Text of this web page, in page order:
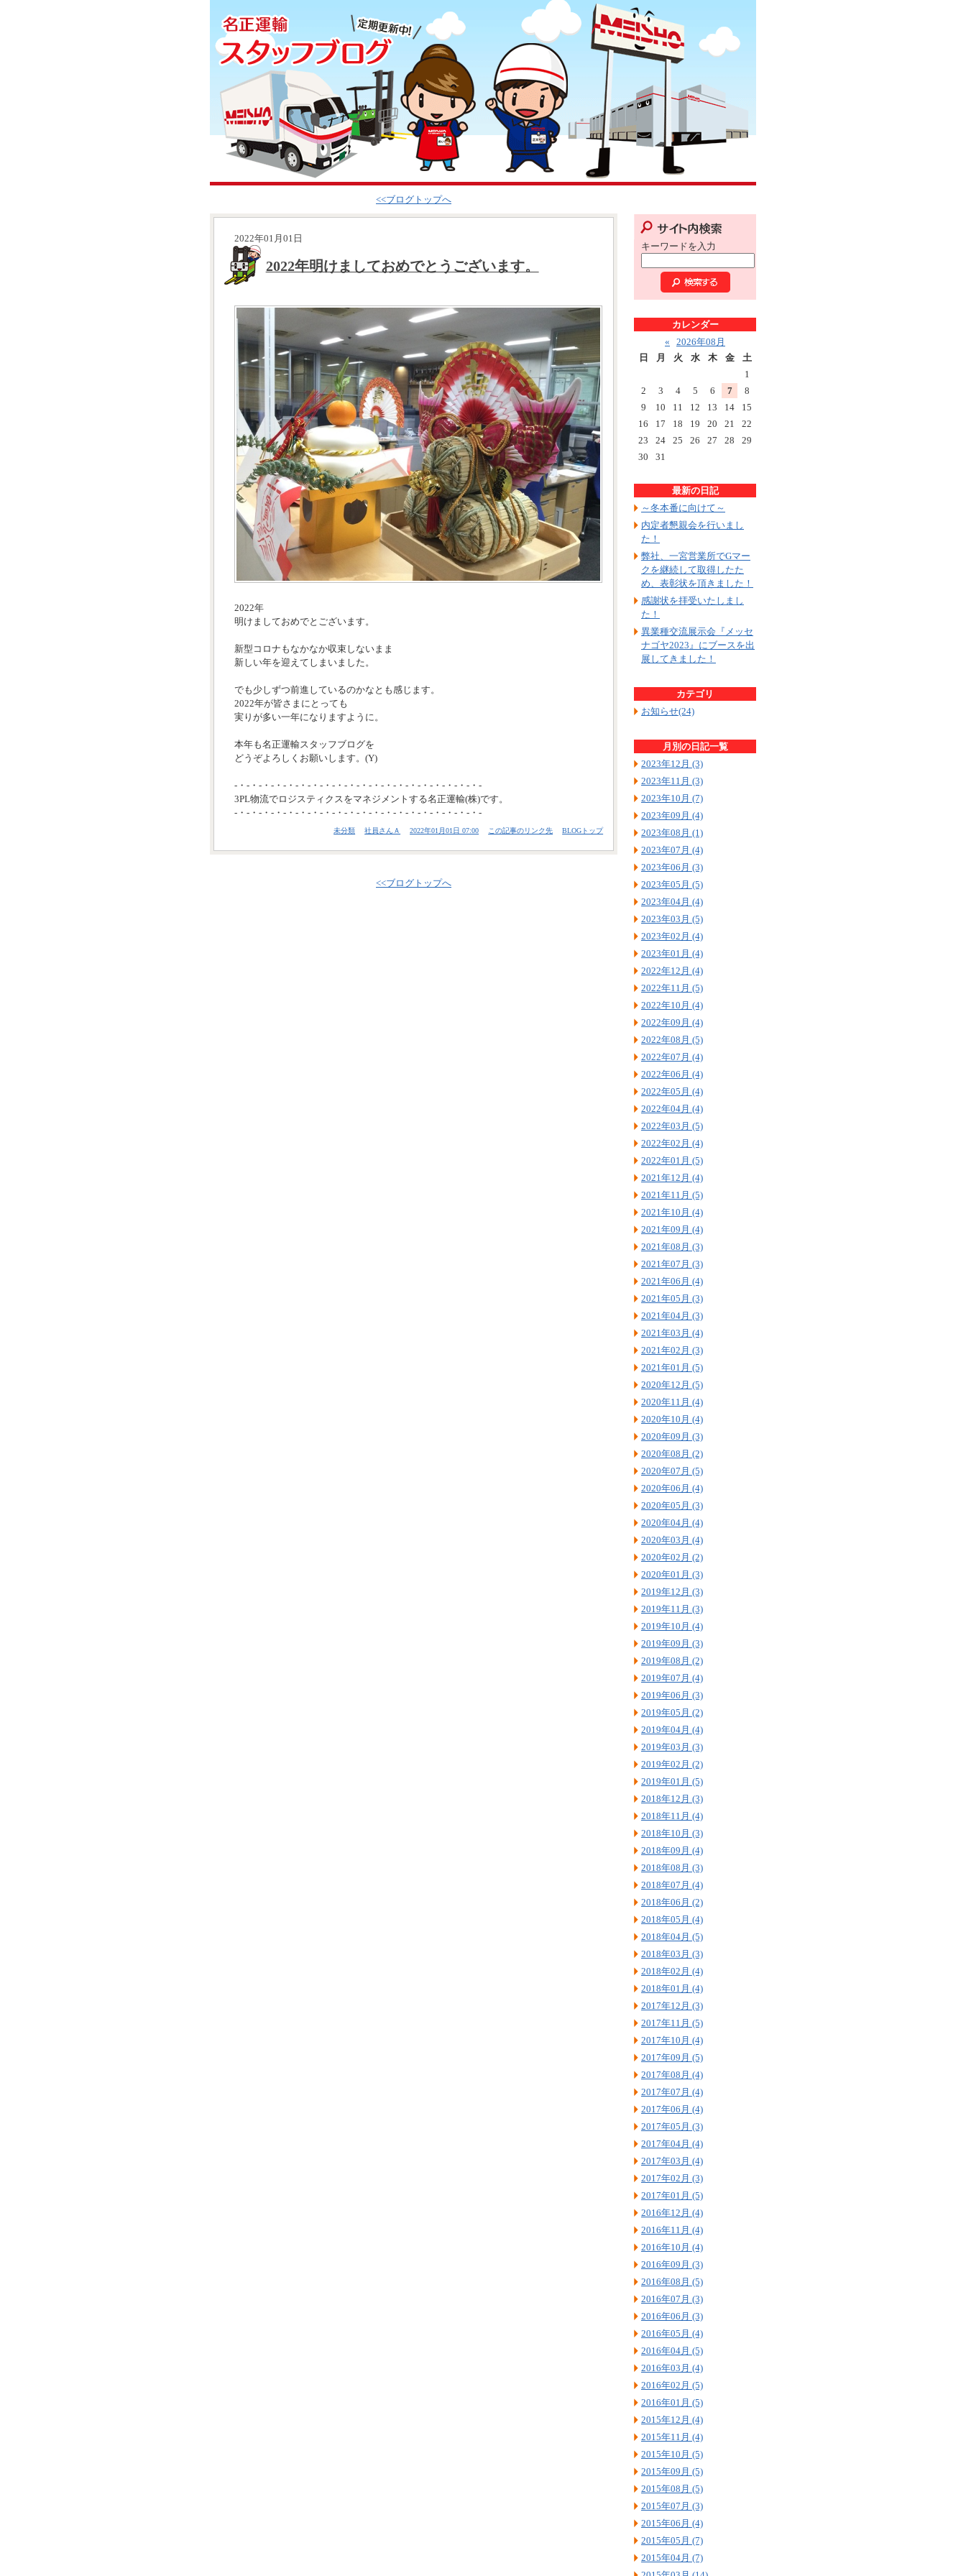
<<ブログトップへ
2022年01月01日
2022年明けましておめでとうございます。
2022年
明けましておめでとございます。
新型コロナもなかなか収束しないまま
新しい年を迎えてしまいました。
でも少しずつ前進しているのかなとも感じます。
2022年が皆さまにとっても
実りが多い一年になりますように。
本年も名正運輸スタッフブログを
どうぞよろしくお願いします。(Y)
-・-・-・-・-・-・-・-・-・-・-・-・-・-・-・-・-・-・-・-・-
3PL物流でロジスティクスをマネジメントする名正運輸(株)です。
-・-・-・-・-・-・-・-・-・-・-・-・-・-・-・-・-・-・-・-・-
未分類 社員さんＡ 2022年01月01日 07:00 この記事のリンク先 BLOGトップ
<<ブログトップへ
キーワードを入力
カレンダー
«
2026年08月
日
月 火 水 木 金
土
1
2
3 4 5 6 7
8
9
10 11 12 13 14
15
16
17 18 19 20 21
22
23
24 25 26 27 28
29
30
31
最新の日記
～冬本番に向けて～
内定者懇親会を行いまし
た！
弊社、一宮営業所でGマー
クを継続して取得したた
め、表彰状を頂きました！
感謝状を拝受いたしまし
た！
異業種交流展示会『メッセ
ナゴヤ2023』にブースを出
展してきました！
カテゴリ
お知らせ(24)
月別の日記一覧
2023年12月 (3)
2023年11月 (3)
2023年10月 (7)
2023年09月 (4)
2023年08月 (1)
2023年07月 (4)
2023年06月 (3)
2023年05月 (5)
2023年04月 (4)
2023年03月 (5)
2023年02月 (4)
2023年01月 (4)
2022年12月 (4)
2022年11月 (5)
2022年10月 (4)
2022年09月 (4)
2022年08月 (5)
2022年07月 (4)
2022年06月 (4)
2022年05月 (4)
2022年04月 (4)
2022年03月 (5)
2022年02月 (4)
2022年01月 (5)
2021年12月 (4)
2021年11月 (5)
2021年10月 (4)
2021年09月 (4)
2021年08月 (3)
2021年07月 (3)
2021年06月 (4)
2021年05月 (3)
2021年04月 (3)
2021年03月 (4)
2021年02月 (3)
2021年01月 (5)
2020年12月 (5)
2020年11月 (4)
2020年10月 (4)
2020年09月 (3)
2020年08月 (2)
2020年07月 (5)
2020年06月 (4)
2020年05月 (3)
2020年04月 (4)
2020年03月 (4)
2020年02月 (2)
2020年01月 (3)
2019年12月 (3)
2019年11月 (3)
2019年10月 (4)
2019年09月 (3)
2019年08月 (2)
2019年07月 (4)
2019年06月 (3)
2019年05月 (2)
2019年04月 (4)
2019年03月 (3)
2019年02月 (2)
2019年01月 (5)
2018年12月 (3)
2018年11月 (4)
2018年10月 (3)
2018年09月 (4)
2018年08月 (3)
2018年07月 (4)
2018年06月 (2)
2018年05月 (4)
2018年04月 (5)
2018年03月 (3)
2018年02月 (4)
2018年01月 (4)
2017年12月 (3)
2017年11月 (5)
2017年10月 (4)
2017年09月 (5)
2017年08月 (4)
2017年07月 (4)
2017年06月 (4)
2017年05月 (3)
2017年04月 (4)
2017年03月 (4)
2017年02月 (3)
2017年01月 (5)
2016年12月 (4)
2016年11月 (4)
2016年10月 (4)
2016年09月 (3)
2016年08月 (5)
2016年07月 (3)
2016年06月 (3)
2016年05月 (4)
2016年04月 (5)
2016年03月 (4)
2016年02月 (5)
2016年01月 (5)
2015年12月 (4)
2015年11月 (4)
2015年10月 (5)
2015年09月 (5)
2015年08月 (5)
2015年07月 (3)
2015年06月 (4)
2015年05月 (7)
2015年04月 (7)